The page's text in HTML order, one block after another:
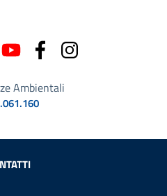
Ambientali